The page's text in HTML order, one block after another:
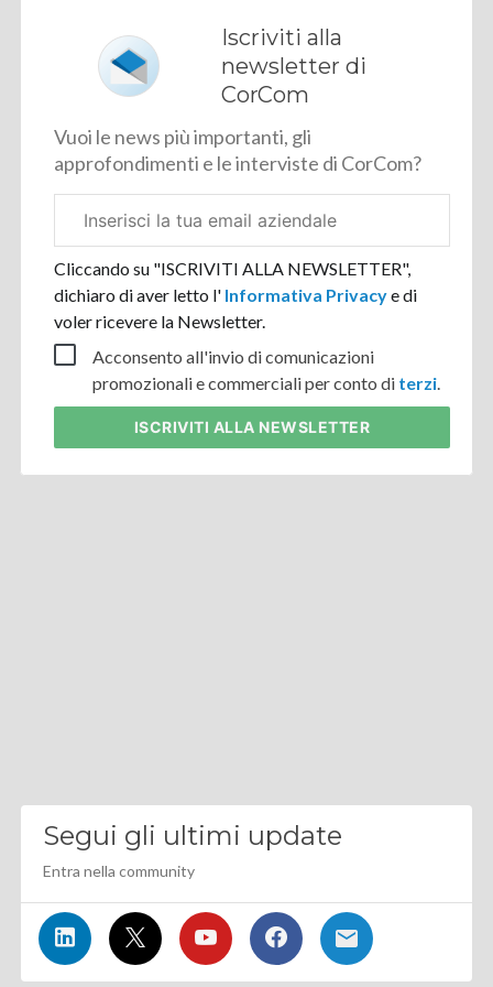
Iscriviti alla
newsletter di
CorCom
Vuoi le news più importanti, gli
approfondimenti e le interviste di CorCom?
aziendale
Cliccando su "ISCRIVITI ALLA NEWSLETTER",
dichiaro di aver letto l' Informativa Privacye di
voler ricevere la Newsletter.
Acconsento all'invio di comunicazioni
promozionali e commerciali per conto di terzi
ISCRIVITI ALLA NEWSLETTER
Segui gli ultimi update
Entra nella community